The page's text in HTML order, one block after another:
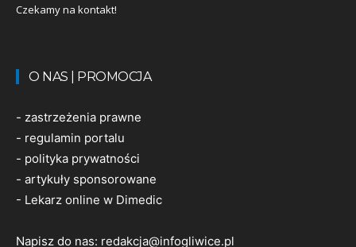
Czekamy na kontakt!
O NAS | PROMOCJA
- zastrzeżenia prawne
- regulamin portalu
- polityka prywatności
- artykuły sponsorowane
- Lekarz online w Dimedic
Napisz do nas: redakcja@infogliwice.pl